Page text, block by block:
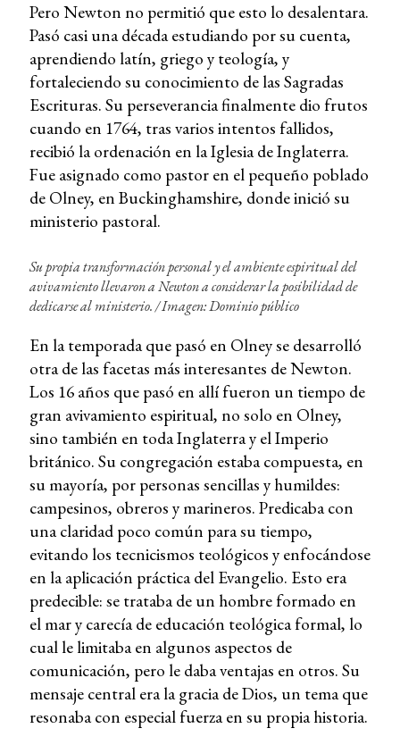
Pero Newton no permitió que esto lo desalentara.
Pasó casi una década estudiando por su cuenta,
aprendiendo latín, griego y teología, y
fortaleciendo su conocimiento de las Sagradas
Escrituras. Su perseverancia finalmente dio frutos
cuando en 1764, tras varios intentos fallidos,
recibió la ordenación en la Iglesia de Inglaterra.
Fue asignado como pastor en el pequeño poblado
de Olney, en Buckinghamshire, donde inició su
ministerio pastoral.
Su propia transformación personal y el ambiente espiritual del
avivamiento llevaron a Newton a considerar la posibilidad de
dedicarse al ministerio. / Imagen: Dominio público
En la temporada que pasó en Olney se desarrolló
otra de las facetas más interesantes de Newton.
Los 16 años que pasó en allí fueron un tiempo de
gran avivamiento espiritual, no solo en Olney,
sino también en toda Inglaterra y el Imperio
británico. Su congregación estaba compuesta, en
su mayoría, por personas sencillas y humildes:
campesinos, obreros y marineros. Predicaba con
una claridad poco común para su tiempo,
evitando los tecnicismos teológicos y enfocándose
en la aplicación práctica del Evangelio. Esto era
predecible: se trataba de un hombre formado en
el mar y carecía de educación teológica formal, lo
cual le limitaba en algunos aspectos de
comunicación, pero le daba ventajas en otros. Su
mensaje central era la gracia de Dios, un tema que
resonaba con especial fuerza en su propia historia.